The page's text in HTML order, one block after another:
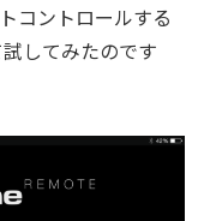
コントロールする
してみたのです